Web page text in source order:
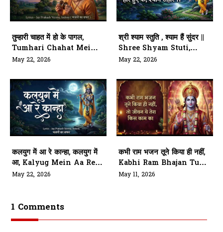
तुम्हारी चाहत में हो के पागल,
Tumhari Chahat Mein
Ho Ke Pagal
May 22, 2026
श्री श्याम स्तुति , श्याम हैं सुंदर ||
Shree Shyam Stuti,
Shyam Hai Sunder
May 22, 2026
कलयुग में आ रे कान्हा, कलयुग में
आ, Kalyug Mein Aa Re
Kanha
May 22, 2026
कभी राम भजन तूने किया ही नहीं,
Kabhi Ram Bhajan Tune
Kiya Hi Nahi
May 11, 2026
1 Comments